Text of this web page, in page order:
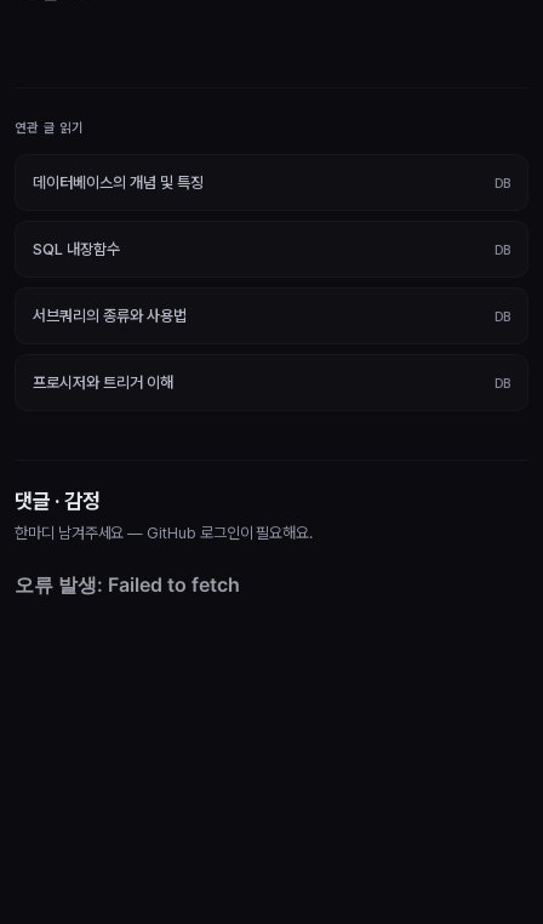
연관 글 읽기
데이터베이스의 개념 및 특징 DB
SQL 내장함수 DB
서브쿼리의 종류와 사용법 DB
프로시저와 트리거 이해 DB
댓글 · 감정
한마디 남겨주세요 — GitHub 로그인이 필요해요.